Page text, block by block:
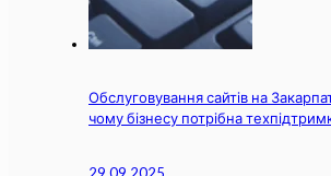
Обслуговування сайтів на
чому бізнесу потрібна
29.09.2025